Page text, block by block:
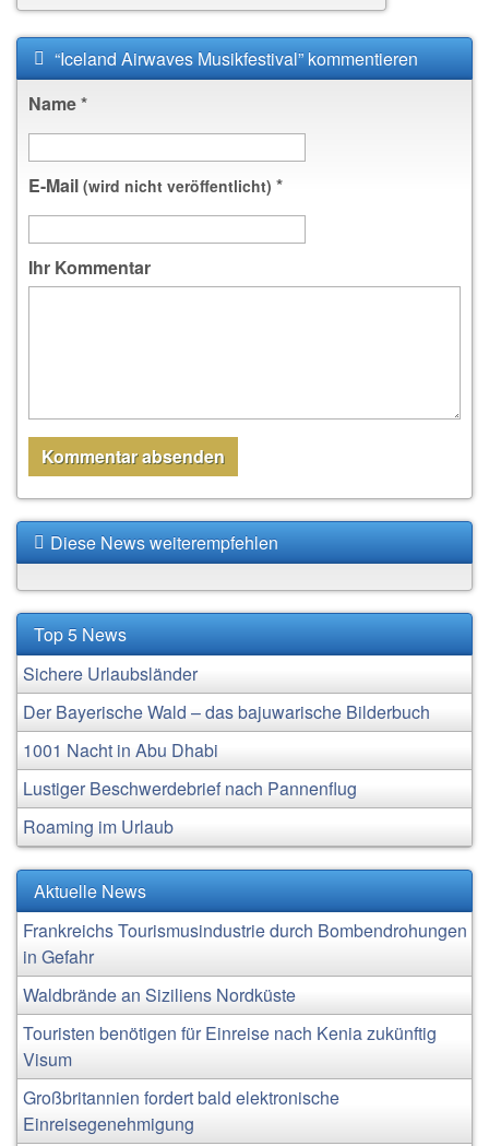
“Iceland Airwaves Musikfestival” kommentieren
Name*
E-Mail (wird nicht veröffentlicht) *
Ihr Kommentar
Diese News weiterempfehlen
Top 5 News
Sichere Urlaubsländer
Der Bayerische Wald – das bajuwarische Bilderbuch
1001 Nacht in Abu Dhabi
Lustiger Beschwerdebrief nach Pannenflug
Roaming im Urlaub
Aktuelle News
Frankreichs Tourismusindustrie durch Bombendrohungen
in Gefahr
Waldbrände an Siziliens Nordküste
Touristen benötigen für Einreise nach Kenia zukünftig
Visum
Großbritannien fordert bald elektronische
Einreisegenehmigung